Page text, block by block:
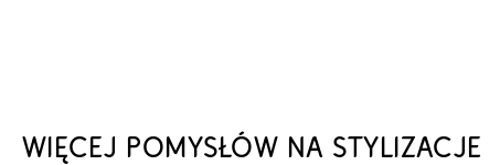
WIĘCEJ POMYSŁÓW NA STYLIZACJE